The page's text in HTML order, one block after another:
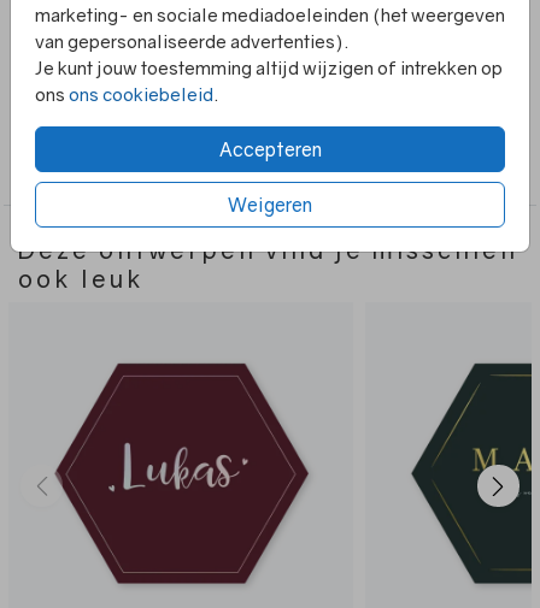
marketing- en sociale mediadoeleinden (het weergeven
van gepersonaliseerde advertenties).
Je kunt jouw toestemming altijd wijzigen of intrekken op
ons ons cookiebeleid.
Accepteren
Weigeren
goudfolie. Het kaartje is helemaal naar wens aan te
passen. Dit kun je zelf doen, maar als je dat lastig vindt
en mijn hulp nodig hebt kun je me een berichtje sturen.
Collectie
Hexagon vorm
Deze ontwerpen vind je misschien
ook leuk